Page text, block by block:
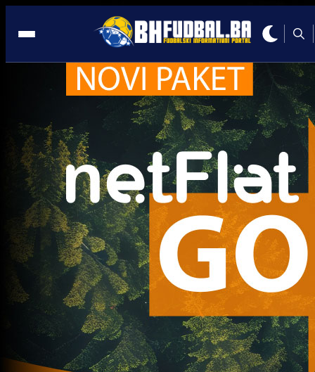
Dinamo
A Selekcija
Sjajan transfer bh. napadača: Prevljak pojačava
regionalnog velikana!
1 sedmica 5 dan